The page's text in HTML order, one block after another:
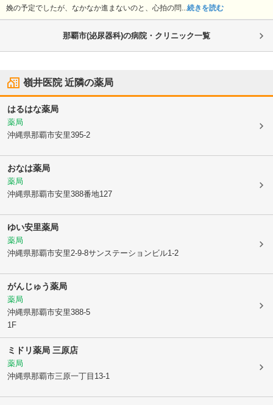
娩の予定でしたが、なかなか進まないのと、心拍の問... 続きを読む
那覇市(泌尿器科)の病院・クリニック一覧
嶺井医院近隣の薬局
はるはな薬局
薬局
沖縄県那覇市安里395-2
おなは薬局
薬局
沖縄県那覇市安里388番地127
ゆい安里薬局
薬局
沖縄県那覇市安里2-9-8サンステーションビル1-2
がんじゅう薬局
薬局
沖縄県那覇市安里388-5
1F
ミドリ薬局 三原店
薬局
沖縄県那覇市三原一丁目13-1